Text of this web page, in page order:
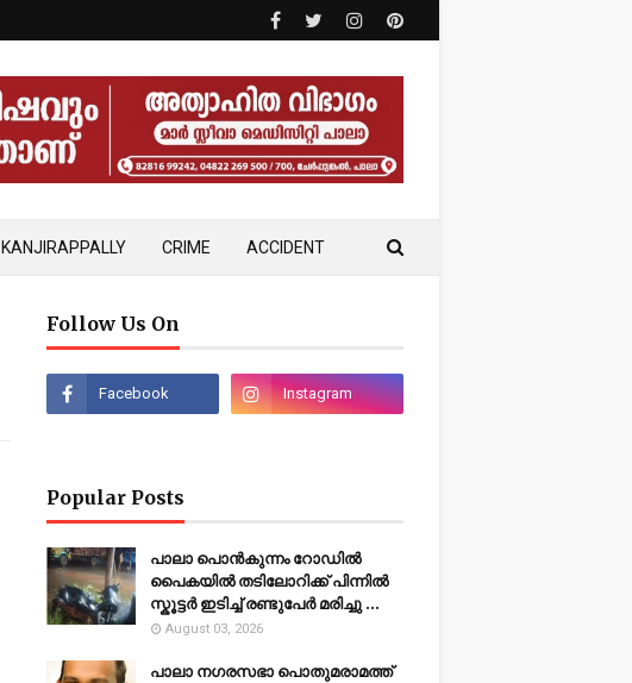
KANJIRAPPALLY CRIME ACCIDENT
Follow Us On
Popular Posts
പാലാ പൊൻകുന്നം റോഡിൽ
പൈകയിൽ തടിലോറിക്ക് പിന്നിൽ
സ്കൂട്ടർ ഇടിച്ച് രണ്ടുപേർ മരിച്ചു ...
August 03, 2026
പാലാ നഗരസഭാ പൊതുമരാമത്ത്